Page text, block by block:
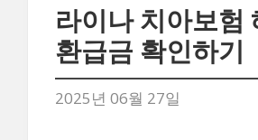
라이나 치아보험
환급금 확인하기
2025년 06월 27일